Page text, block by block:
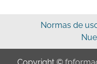
Normas de